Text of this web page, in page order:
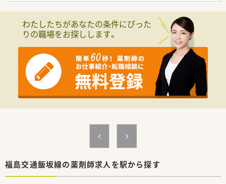
■患者様の満足度向上を目指し、チーム一丸となって待ち時間削
減のためのスムーズな連携と対応を心掛けています。
■社内では定期的に勉強会が開催されており、最新の医療知識や
医薬品の情報を学ぶ機会が設けられています。
■地域の医療に貢献するため、地元の薬剤師会への加入を推奨し
ており、薬局の機能向上に努めています。
【こんな方にオススメ】
■福島駅からすぐの非常に便利な立地にあるため、公共交通機関
を利用して通勤希望の方におススメです。
■残業少なく、メリハリをつけて働ける環境です。ワークライフ
■ご経験や心療内科にご不安がある方も安心して安全に業務に
取り組めるよう社内フォローをしっかりしています。
■福島県内に数店舗を展開しているほか、須賀川市や宮城県にも
店舗を構える成長中の企業です。
わたしたちがあなたの条件にぴった
りの職場をお探しします。
福島交通飯坂線の薬剤師求人を駅から探す